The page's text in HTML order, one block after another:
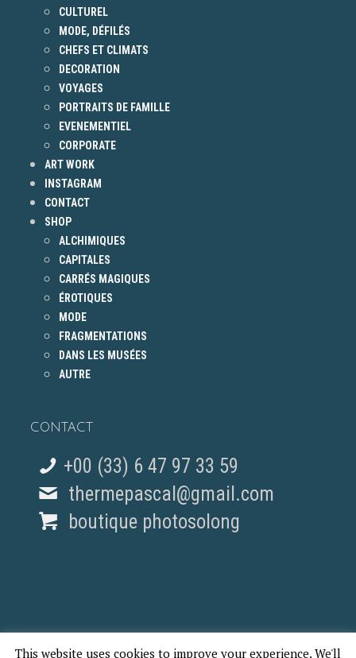
CULTUREL
MODE, DÉFILÉS
CHEFS ET CLIMATS
DECORATION
VOYAGES
PORTRAITS DE FAMILLE
EVENEMENTIEL
CORPORATE
ART WORK
INSTAGRAM
CONTACT
SHOP
ALCHIMIQUES
CAPITALES
CARRÉS MAGIQUES
ÉROTIQUES
MODE
FRAGMENTATIONS
DANS LES MUSÉES
AUTRE
CONTACT
+00 (33) 6 47 97 33 59
thermepascal@gmail.com
boutique photosolong
This website uses cookies to improve your experience. We'll